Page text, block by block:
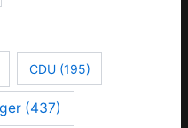
CDU(195)
(437)